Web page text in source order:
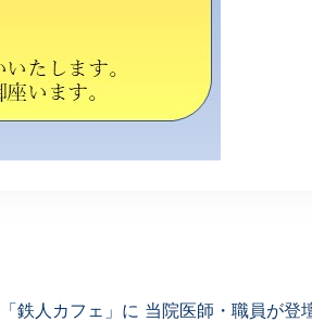
「鉄人カフェ」に 当院医師・職員が